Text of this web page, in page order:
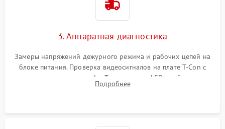
3. Аппаратная диагностика
Замеры напряжений дежурного режима и рабочих цепей на
блоке питания. Проверка видеосигналов на плате T-Con с
помощью осциллографа. Тестирование LED-драйвера и
светодиодных планок подсветки мультиметром.
Подробнее